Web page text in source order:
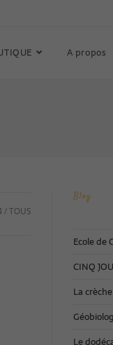
A propos
TOUS
Blog
Ecole de
CINQ
La
Le